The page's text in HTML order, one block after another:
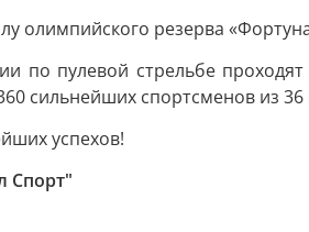
олимпийского резерва
по пулевой стрельбе
сильнейших спортсменов из
успехов!
Спорт"